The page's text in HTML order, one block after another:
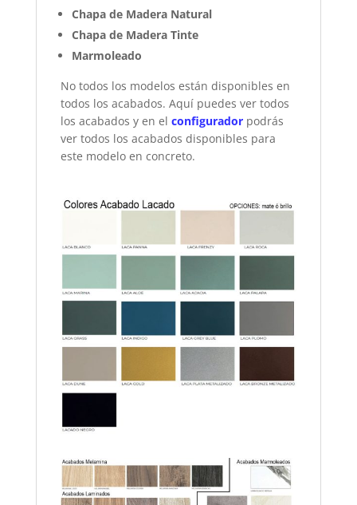
Chapa de Madera Natural
Chapa de Madera Tinte
Marmoleado
No todos los modelos están disponibles en
todos los acabados. Aquí puedes ver todos
los acabados y en el configuradorpodrás
ver todos los acabados disponibles para
este modelo en concreto.